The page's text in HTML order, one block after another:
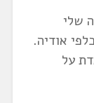
שלי
אודיה.
על